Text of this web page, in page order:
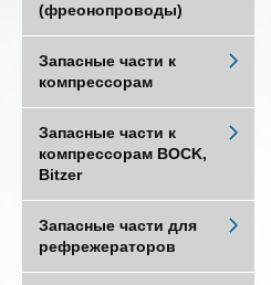
(фреонопроводы)
Запасные части к
компрессорам
Запасные части к
компрессорам BOCK,
Bitzer
Запасные части для
рефрежераторов